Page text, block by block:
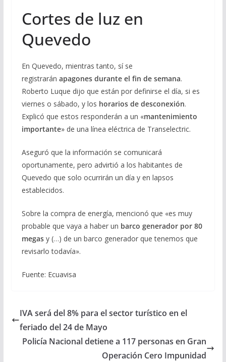
Cortes de luz en
Quevedo
En Quevedo, mientras tanto, sí se
registrarán apagones durante el fin de semana.
Roberto Luque dijo que están por definirse el día, si es
viernes o sábado, y los horarios de desconexión.
Explicó que estos responderán a un «mantenimiento
importante» de una línea eléctrica de Transelectric.
Aseguró que la información se comunicará
oportunamente, pero advirtió a los habitantes de
Quevedo que solo ocurrirán un día y en lapsos
establecidos.
Sobre la compra de energía, mencionó que «es muy
probable que vaya a haber un barco generador por 80
megasy (…) de un barco generador que tenemos que
revisarlo todavía».
Fuente: Ecuavisa
IVA será del 8% para el sector turístico en el
feriado del 24 de Mayo
Policía Nacional detiene a 117 personas en Gran
Operación Cero Impunidad